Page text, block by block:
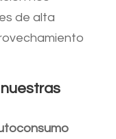
de alta